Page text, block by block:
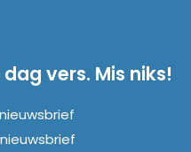
vers. Mis niks!